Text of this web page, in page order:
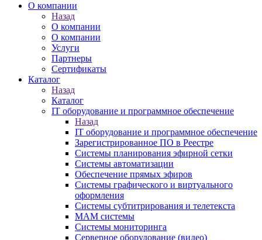
О компании
Назад
О компании
О компании
Услуги
Партнеры
Сертификаты
Каталог
Назад
Каталог
IT оборудование и программное обеспечение
Назад
IT оборудование и программное обеспечение
Зарегистрированное ПО в Реестре
Системы планирования эфирной сетки
Системы автоматизации
Обеспечение прямых эфиров
Системы графического и виртуального
оформления
Системы субтитрирования и телетекста
MAM системы
Системы мониторинга
Серверное оборудование (видео)